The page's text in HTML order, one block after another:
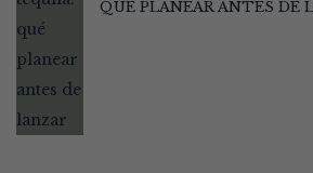
QUÉ PLANEAR ANTES DE